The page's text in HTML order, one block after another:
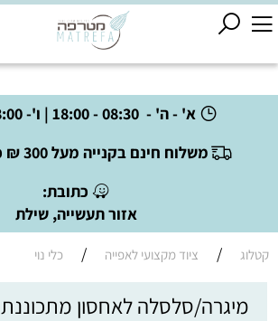
א' - ה' - 08:30 - 18:00 | ו'- 08:00 - 13:00
משלוח חינם בקנייה מעל 300 ₪ כולל אחריות
כתובת:
אזור תעשייה, שילת
קטלוג / ציוד מקצועי לאפייה / כלי נוי
מיגרה/סלסלה לאחסון מתכוננת 20-38 ס"מ